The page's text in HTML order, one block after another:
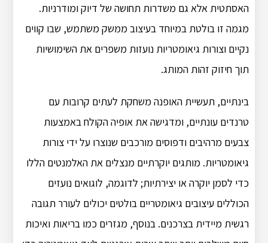
האסתטית אלא גם משדרות תחושה של דיוק ומודרניות.
מגמה זו בולטת במיוחד בעיצוב ממשק משתמש, שבו קווים
נקיים וצורות גיאומטריות נועזות משפרים את השימושיות
תוך חיזוק זהות המותג.
בינתיים, תעשיית האופנה משחקת לעתים קרובות עם
טרנדים עונתיים, ומדגישה את אופיה הקולח באמצעות
צבעים מרהיבים ודפוסים מורכבים שנוצרו על ידי צורות
גיאומטריות. מותגים יוקרתיים מנצלים את האלמנטים הללו
כדי לסמן יוקרה או יצירתיות; לדוגמה, לוגואים נועזים
הכוללים עיצובים גיאומטריים בולטים יכולים לעורר תגובה
רגשית מיידית בצרכנים. בנוסף, מגזרים כמו בריאות ואיכות